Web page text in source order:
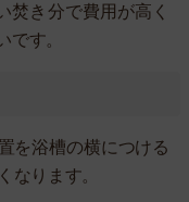
焚き分で費用が高く
です。
を浴槽の横につける
なります。